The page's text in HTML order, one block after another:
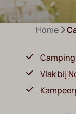
Home
Vlak bij